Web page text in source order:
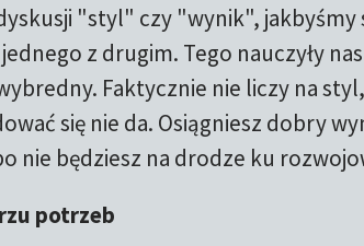
"styl" czy "wynik", jakbyśmy
z drugim. Tego nauczyły
Faktycznie nie liczy na
się nie da. Osiągniesz dobry
nie będziesz na drodze ku
potrzeb